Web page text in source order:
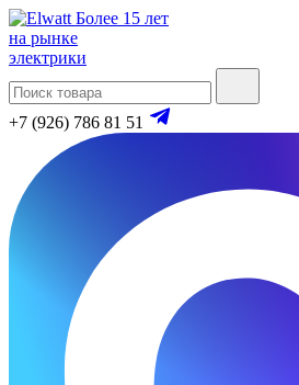
Более 15 лет
на рынке
электрики
+7 (926) 786 81 51